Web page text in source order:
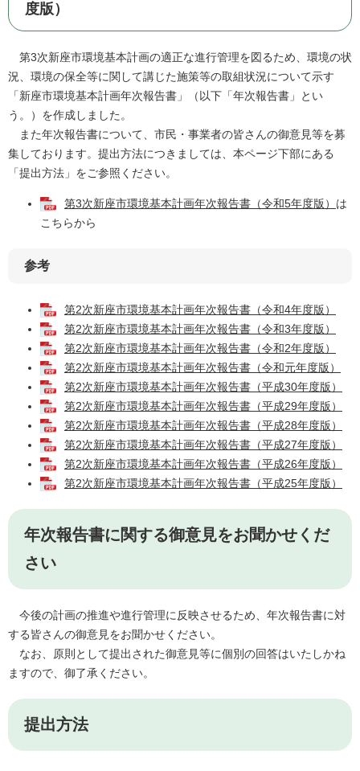
度版）
第3次新座市環境基本計画の適正な進行管理を図るため、環境の状
況、環境の保全等に関して講じた施策等の取組状況について示す
「新座市環境基本計画年次報告書」（以下「年次報告書」とい
う。）を作成しました。
また年次報告書について、市民・事業者の皆さんの御意見等を募
集しております。提出方法につきましては、本ページ下部にある
「提出方法」をご参照ください。
第3次新座市環境基本計画年次報告書（令和5年度版） は
こちらから
参考
第2次新座市環境基本計画年次報告書（令和4年度版）
第2次新座市環境基本計画年次報告書（令和3年度版）
第2次新座市環境基本計画年次報告書（令和2年度版）
第2次新座市環境基本計画年次報告書（令和元年度版）
第2次新座市環境基本計画年次報告書（平成30年度版）
第2次新座市環境基本計画年次報告書（平成29年度版）
第2次新座市環境基本計画年次報告書（平成28年度版）
第2次新座市環境基本計画年次報告書（平成27年度版）
第2次新座市環境基本計画年次報告書（平成26年度版）
第2次新座市環境基本計画年次報告書（平成25年度版）
年次報告書に関する御意見をお聞かせくだ
さい
今後の計画の推進や進行管理に反映させるため、年次報告書に対
する皆さんの御意見をお聞かせください。
なお、原則として提出された御意見等に個別の回答はいたしかね
ますので、御了承ください。
提出方法